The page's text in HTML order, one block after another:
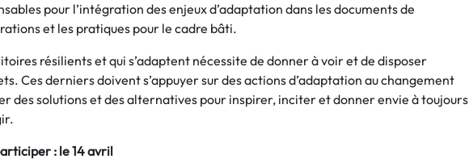
pour l’intégration des enjeux d’adaptation dans les documents de
et les pratiques pour le cadre bâti.
résilients et qui s’adaptent nécessite de donner à voir et de disposer
Ces derniers doivent s’appuyer sur des actions d’adaptation au changement
des solutions et des alternatives pour inspirer, inciter et donner envie à toujours
: le 14 avril